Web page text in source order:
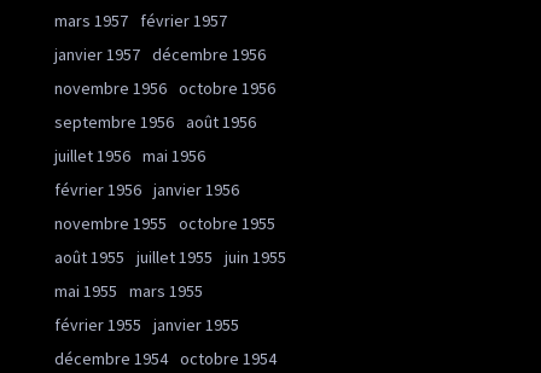
mars 1957
février 1957
janvier 1957 décembre 1956
novembre 1956 octobre 1956
septembre 1956 août 1956
juillet 1956 mai 1956
février 1956 janvier 1956
novembre 1955
octobre 1955
août 1955
juillet 1955
juin 1955
mai 1955
mars 1955
février 1955
janvier 1955
décembre 1954 octobre 1954